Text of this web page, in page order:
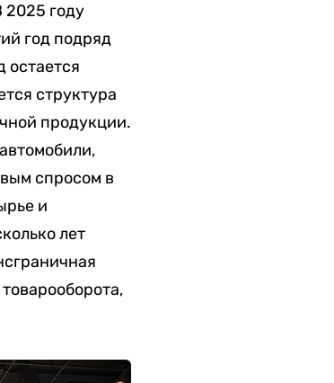
2025 году
год подряд
остается
структура
продукции.
спросом в
и
лет